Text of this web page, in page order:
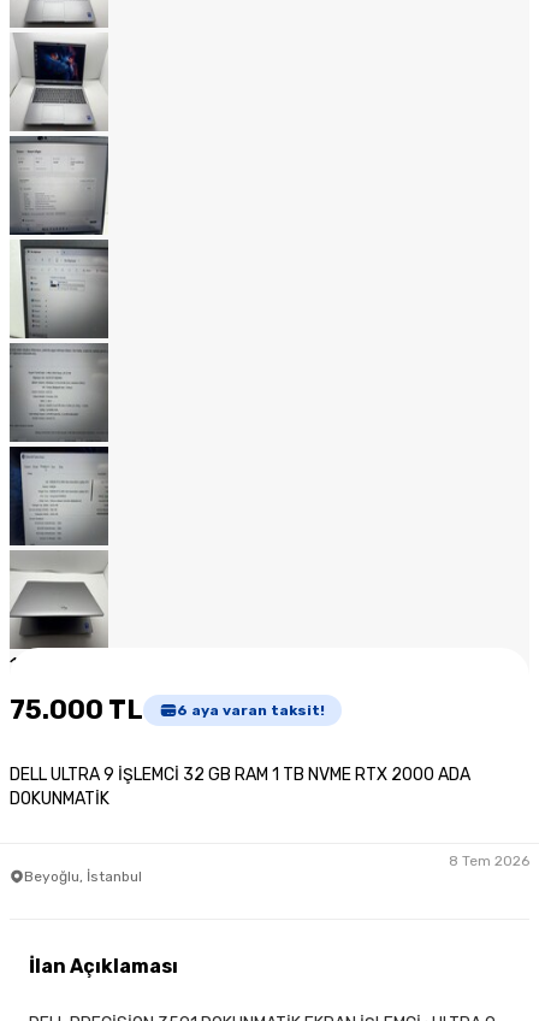
1
75.000 TL 6 aya varan taksit!
DELL ULTRA 9 İŞLEMCİ 32 GB RAM 1 TB NVME RTX 2000 ADA
DOKUNMATİK
Beyoğlu, İstanbul
8 Tem 2026
İlan Açıklaması